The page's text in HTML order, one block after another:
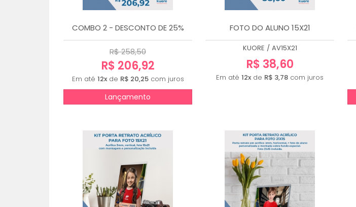
COMBO 2 - DESCONTO DE 25%
R$ 258,50
R$ 206,92
Em até 12xde R$ 20,25com juros
Lançamento
FOTO DO ALUNO 15X21
KUORE / AV15X21
R$ 38,60
Em até 12x de R$ 3,78 com juros